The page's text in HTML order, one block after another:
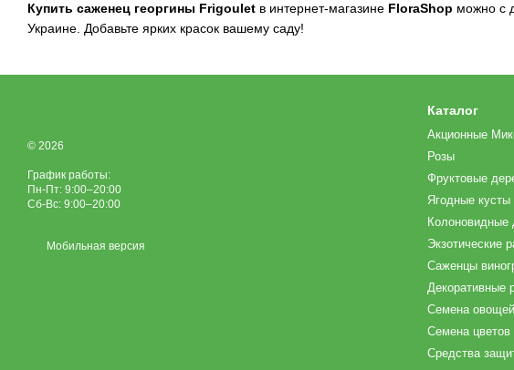
Купить саженец георгины Frigoulet в интернет-магазине FloraShop можно с
Украине. Добавьте ярких красок вашему саду!
© 2026
График работы:
Пн-Пт: 9:00–20:00
Сб-Вс: 9:00–20:00
Мобильная версия
Каталог
Акционные
Розы
Фруктовые
Ягодные кусты
Колоновидные
Экзотические
Саженцы
Декоративные
Семена овощей
Семена цветов
Средства